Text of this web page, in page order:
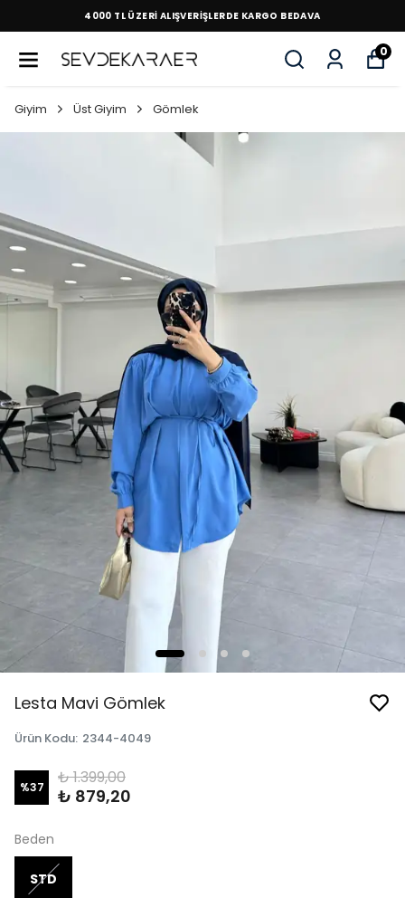
4000 TL ÜZERİ ALIŞVERİŞLERDE KARGO BEDAVA
0
Giyim Üst Giyim Gömlek
Lesta Mavi Gömlek
Ürün Kodu: 2344-4049
%37 ₺ 1.399,00
₺ 879,20
Beden
STD